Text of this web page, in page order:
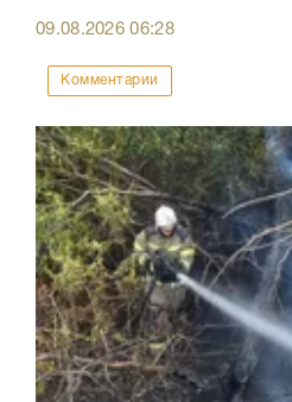
09.08.202606:28
Комментарии